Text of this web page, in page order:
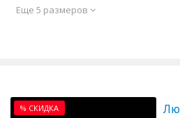
Еще 5 размеров
% СКИДКА